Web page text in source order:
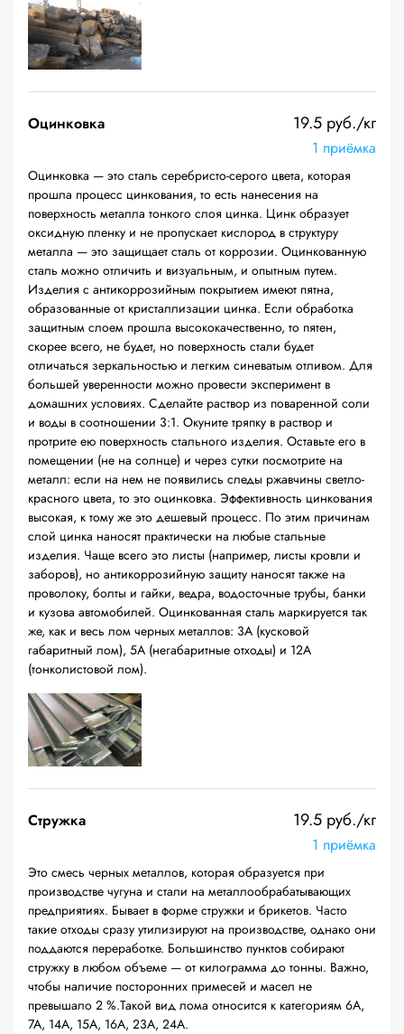
Оцинковка 19.5 руб./кг
1 приёмка
Оцинковка — это сталь серебристо-серого цвета, которая
прошла процесс цинкования, то есть нанесения на
поверхность металла тонкого слоя цинка. Цинк образует
оксидную пленку и не пропускает кислород в структуру
металла — это защищает сталь от коррозии. Оцинкованную
сталь можно отличить и визуальным, и опытным путем.
Изделия с антикоррозийным покрытием имеют пятна,
образованные от кристаллизации цинка. Если обработка
защитным слоем прошла высококачественно, то пятен,
скорее всего, не будет, но поверхность стали будет
отличаться зеркальностью и легким синеватым отливом. Для
большей уверенности можно провести эксперимент в
домашних условиях. Сделайте раствор из поваренной соли
и воды в соотношении 3:1. Окуните тряпку в раствор и
протрите ею поверхность стального изделия. Оставьте его в
помещении (не на солнце) и через сутки посмотрите на
металл: если на нем не появились следы ржавчины светло-
красного цвета, то это оцинковка. Эффективность цинкования
высокая, к тому же это дешевый процесс. По этим причинам
слой цинка наносят практически на любые стальные
изделия. Чаще всего это листы (например, листы кровли и
заборов), но антикоррозийную защиту наносят также на
проволоку, болты и гайки, ведра, водосточные трубы, банки
и кузова автомобилей. Оцинкованная сталь маркируется так
же, как и весь лом черных металлов: 3А (кусковой
габаритный лом), 5А (негабаритные отходы) и 12А
(тонколистовой лом).
Стружка 19.5 руб./кг
1 приёмка
Это смесь черных металлов, которая образуется при
производстве чугуна и стали на металлообрабатывающих
предприятиях. Бывает в форме стружки и брикетов. Часто
такие отходы сразу утилизируют на производстве, однако они
поддаются переработке. Большинство пунктов собирают
стружку в любом объеме — от килограмма до тонны. Важно,
чтобы наличие посторонних примесей и масел не
превышало 2 %.Такой вид лома относится к категориям 6А,
7А, 14А, 15А, 16А, 23А, 24А.